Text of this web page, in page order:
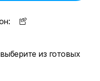
из готовых